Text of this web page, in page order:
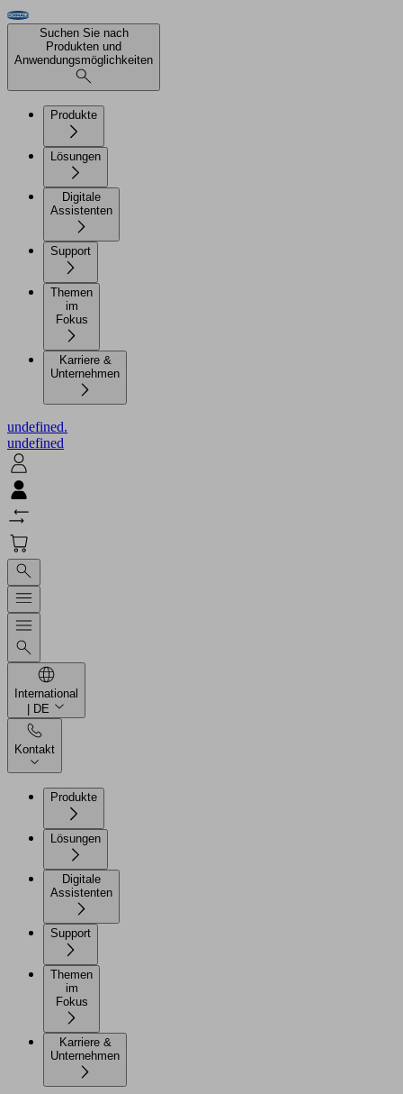
Suchen Sie nach
Produkten und
Anwendungsmöglichkeiten
Produkte
Lösungen
Digitale
Assistenten
Support
Themen
im
Karriere &
Unternehmen
undefined.
undefined
International
| DE
Kontakt
Produkte
Lösungen
Digitale
Assistenten
Support
Themen
im
Karriere &
Unternehmen